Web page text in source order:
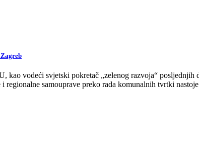
kao vodeći svjetski pokretač „zelenog razvoja“
samouprave preko rada komunalnih tvrtki